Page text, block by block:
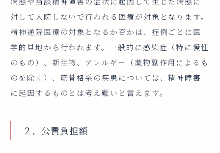
対して入院しないで行われる医療が対象となります。
精神通院医療の対象となるか否かは、症例ごとに医
学的見地から行われます。一般的に感染症（特に慢性
のもの）、新生物、アレルギー（薬物副作用によるも
のを除く）、筋骨格系の疾患については、精神障害
に起因するものとは考え難いと言えます。
２、公費負担額